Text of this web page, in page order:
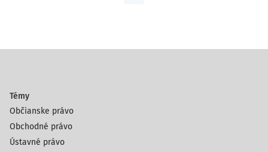
Témy
Občianske právo
Obchodné právo
Ústavné právo